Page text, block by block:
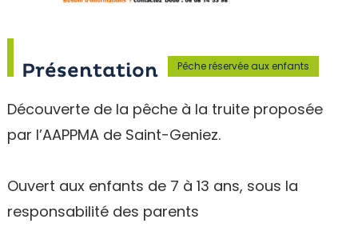
Présentation Pêche réservée aux enfants
Découverte de la pêche à la truite proposée
par l’AAPPMA de Saint-Geniez.
Ouvert aux enfants de 7 à 13 ans, sous la
responsabilité des parents